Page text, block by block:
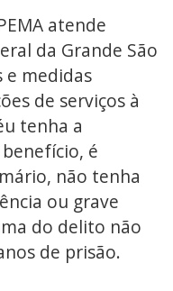
atende
da Grande São
e medidas
de serviços à
tenha a
é
não tenha
ou grave
do delito não
de prisão.